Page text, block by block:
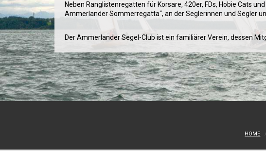
Neben Ranglistenregatten für Korsare, 420er, FDs, Hobie Cats
Ammerlander Sommerregatta“, an der Seglerinnen und Segler
Der Ammerlander Segel-Club ist ein familiärer Verein, dessen
HOME